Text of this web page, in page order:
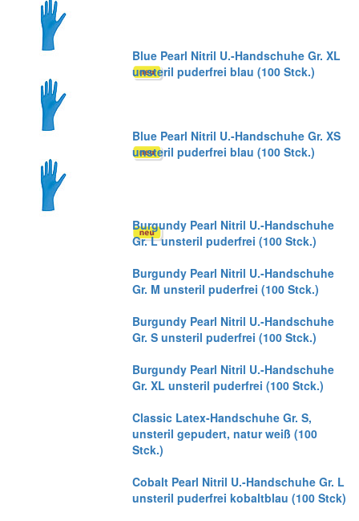
Blue Pearl Nitril U.-Handschuhe Gr. XL
unsteril puderfrei blau (100 Stck.)
Blue Pearl Nitril U.-Handschuhe Gr. XS
unsteril puderfrei blau (100 Stck.)
Burgundy Pearl Nitril U.-Handschuhe
Gr. L unsteril puderfrei (100 Stck.)
Burgundy Pearl Nitril U.-Handschuhe
Gr. M unsteril puderfrei (100 Stck.)
Burgundy Pearl Nitril U.-Handschuhe
Gr. S unsteril puderfrei (100 Stck.)
Burgundy Pearl Nitril U.-Handschuhe
Gr. XL unsteril puderfrei (100 Stck.)
Classic Latex-Handschuhe Gr. S,
unsteril gepudert, natur weiß (100
Stck.)
Cobalt Pearl Nitril U.-Handschuhe Gr. L
unsteril puderfrei kobaltblau (100 Stck)